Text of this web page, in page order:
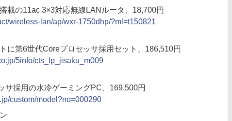
載の11ac 3×3対応無線LANルータ、18,700円
wireless-lan/ap/wxr-1750dhp/?ml=t150821
に第6世代Coreプロセッサ採用セット、186,510円
5info/cts_lp_jisaku_m009
サ採用の水冷ゲーミングPC、169,500円
custom/model?no=000290